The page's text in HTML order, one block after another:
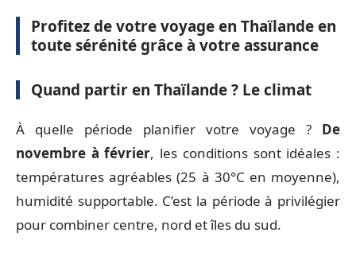
Profitez de votre voyage en Thaïlande en
toute sérénité grâce à votre assurance
Quand partir en Thaïlande ? Le climat
À quelle période planifier votre voyage ? De
novembre à février, les conditions sont idéales :
températures agréables (25 à 30°C en moyenne),
humidité supportable. C’est la période à privilégier
pour combiner centre, nord et îles du sud.